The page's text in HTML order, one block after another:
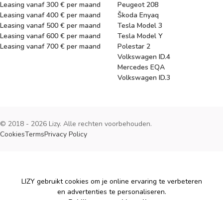
Leasing vanaf 300 € per maand
Leasing vanaf 400 € per maand
Leasing vanaf 500 € per maand
Leasing vanaf 600 € per maand
Leasing vanaf 700 € per maand
Peugeot 208
Škoda Enyaq
Tesla Model 3
Tesla Model Y
Polestar 2
Volkswagen ID.4
Mercedes EQA
Volkswagen ID.3
© 2018 - 2026 Lizy. Alle rechten voorbehouden.
CookiesTermsPrivacy Policy
Cookies
LIZY gebruikt cookies om je online ervaring te verbeteren
en advertenties te personaliseren.